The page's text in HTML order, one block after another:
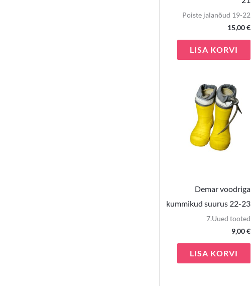
Poiste jalanõud 19-22
15,00€
LISA KORVI
Demar voodriga
kummikud suurus 22-23
7.Uued tooted
9,00€
LISA KORVI